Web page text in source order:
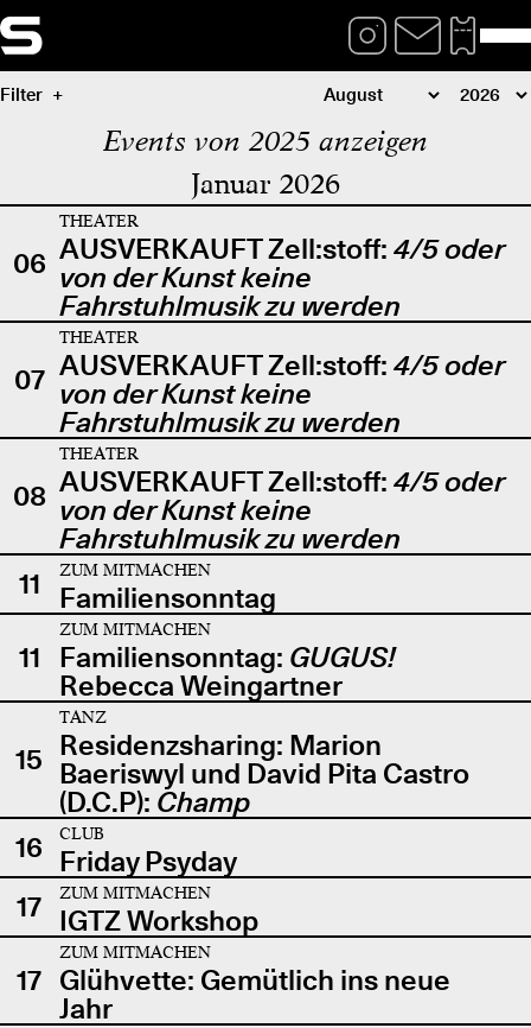
Filter
Events von 2025 anzeigen
Januar 2026
06
THEATER
AUSVERKAUFT Zell:stoff: 4/5 oder
von der Kunst keine
Fahrstuhlmusik zu werden
07
THEATER
AUSVERKAUFT Zell:stoff: 4/5 oder
von der Kunst keine
Fahrstuhlmusik zu werden
08
THEATER
AUSVERKAUFT Zell:stoff: 4/5 oder
von der Kunst keine
Fahrstuhlmusik zu werden
11
ZUM MITMACHEN
Familiensonntag
11
ZUM MITMACHEN
Familiensonntag: GUGUS!
Rebecca Weingartner
15
TANZ
Residenzsharing: Marion
Baeriswyl und David Pita Castro
(D.C.P): Champ
16
CLUB
Friday Psyday
17
ZUM MITMACHEN
IGTZ Workshop
17
ZUM MITMACHEN
Glühvette: Gemütlich ins neue
Jahr